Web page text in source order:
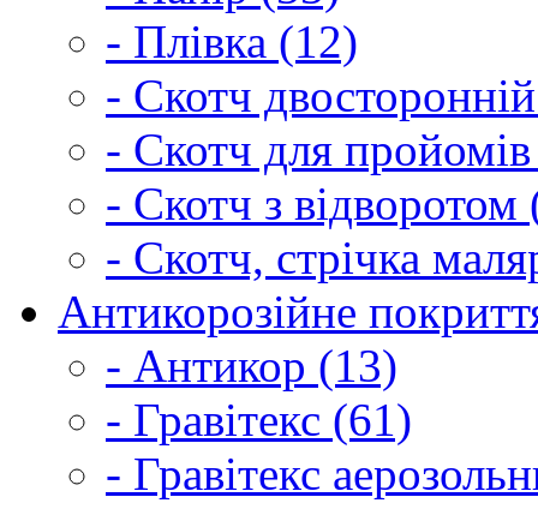
- Плівка (12)
- Скотч
- Скотч для
- Скотч з відворотом
- Скотч, стрічка
Антикорозійне
- Антикор (13)
- Гравітекс (61)
- Гравітекс